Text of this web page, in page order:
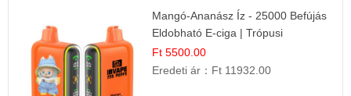
Mangó-Ananász Íz - 25000 Befújás
Eldobható E-ciga | Trópusi
Gyümölcs Élmény!
Ft 5500.00
Eredeti ár： Ft 11932.00